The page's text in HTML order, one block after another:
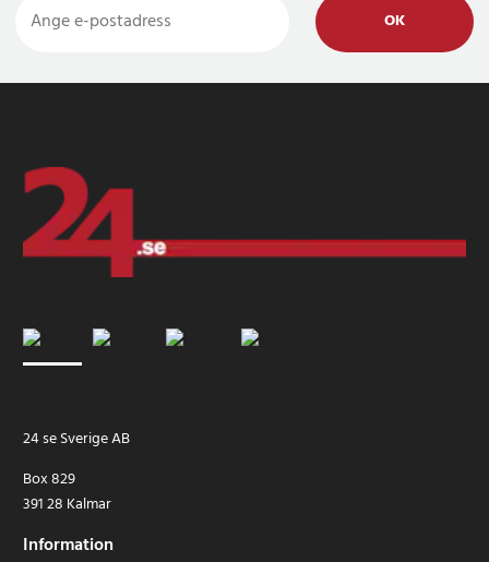
OK
24 se Sverige AB
Box 829
391 28 Kalmar
Information